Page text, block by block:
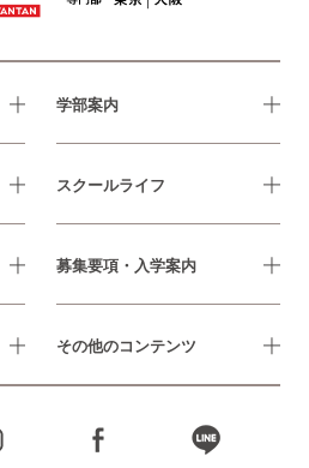
学部案内
スクールライフ
募集要項・入学案内
その他のコンテンツ